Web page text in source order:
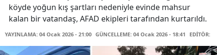
köyde yoğun kış şartları nedeniyle evinde mahsur
kalan bir vatandaş, AFAD ekipleri tarafından kurtarıldı.
YAYINLAMA: 04 Ocak 2026 - 21:00 GÜNCELLEME: 04 Ocak 2026 - 18:41 EDİTÖR: